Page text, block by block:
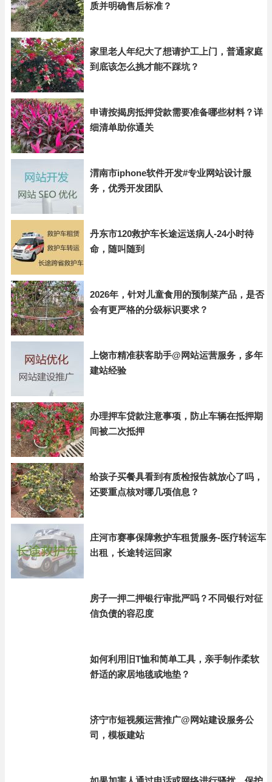
质并明确售后标准？
家里老人年纪大了想请护工上门，普通家庭
到底该怎么挑才能不踩坑？
申请按揭房抵押贷款需要准备哪些材料？详
细清单助你通关
渭南市iphone软件开发#专业网站设计服
务，优秀开发团队
丹东市120救护车长途运送病人-24小时待
命，随叫随到
2026年，针对儿童食用的预制菜产品，是否
会有更严格的分级标识要求？
上饶市精准获客助手@网站运营服务，多年
建站经验
办理押车贷款注意事项，防止车辆在抵押期
间被二次抵押
给孩子买餐具看到有质检报告就放心了吗，
还要重点核对哪几项信息？
庄河市赛事保障救护车租赁服务-医疗转运车
出租，长途转运回家
房子一押二押银行审批严吗？不同银行对征
信负债的容忍度
如何利用旧T恤和简单工具，亲手制作柔软
舒适的家居地毯或地垫？
济宁市短视频运营推广@网站建设服务公
司，模板建站